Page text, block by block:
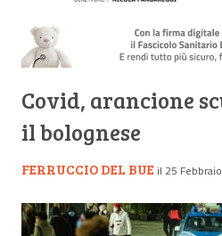
Covid, arancione
il bolognese
FERRUCCIO DEL BUE il 25